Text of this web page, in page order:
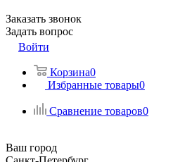
Заказать звонок
Задать вопрос
Войти
Корзина0
Избранные товары0
Сравнение товаров0
Ваш город